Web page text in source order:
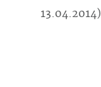
13.04.2014)